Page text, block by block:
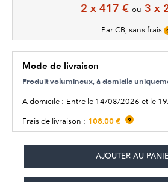
2 x 417 € ou 3 x
Par CB, sans frais
Mode de livraison
Produit volumineux, à domicile
A domicile : Entre le 14/08/2026 et le
Frais de livraison : 108,00 € ?